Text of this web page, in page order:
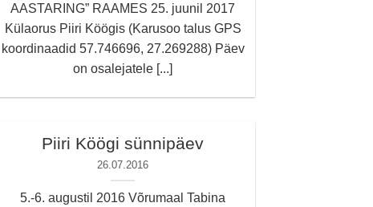
AASTARING” RAAMES 25. juunil 2017
Külaorus Piiri Köögis (Karusoo talus GPS
koordinaadid 57.746696, 27.269288) Päev
on osalejatele [...]
Piiri Köögi sünnipäev
26.07.2016
5.-6. augustil 2016 Võrumaal Tabina